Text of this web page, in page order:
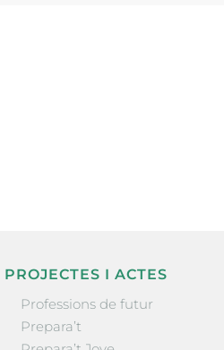
PROJECTES I ACTES
Professions de futur
Prepara’t